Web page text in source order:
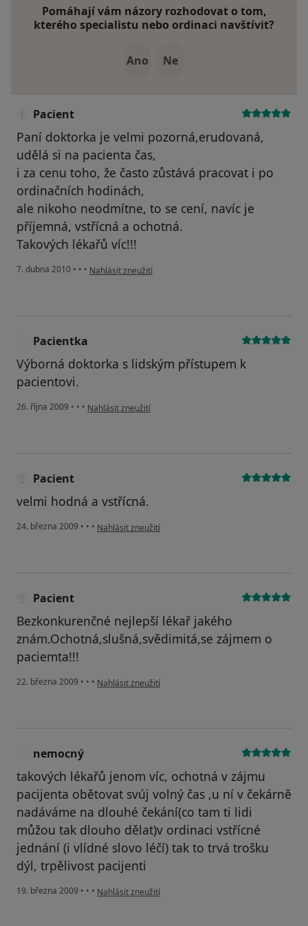
Pomáhají vám názory rozhodovat o tom,
kterého specialistu nebo ordinaci navštívit?
Ano Ne
Pacient
Paní doktorka je velmi pozorná,erudovaná,
udělá si na pacienta čas,
i za cenu toho, že často zůstává pracovat i po
ordinačních hodinách,
ale nikoho neodmítne, to se cení, navíc je
příjemná, vstřícná a ochotná.
Takových lékařů víc!!!
7. dubna 2010 • • • podle názoru uživatele Pacient
Nahlásit zneužití
Pacientka
Výborná doktorka s lidským přístupem k
pacientovi.
26. října 2009 • • • podle názoru uživatele Pacientka
Nahlásit zneužití
Pacient
velmi hodná a vstřícná.
24. března 2009 • • • podle názoru uživatele Pacient
Nahlásit zneužití
Pacient
Bezkonkurenčné nejlepší lékař jakého
znám.Ochotná,slušná,svědimitá,se zájmem o
paciemta!!!
22. března 2009 • • • podle názoru uživatele Pacient
Nahlásit zneužití
nemocný
takových lékařů jenom víc, ochotná v zájmu
pacijenta obětovat svúj volný čas ,u ní v čekárně
nadáváme na dlouhé čekání(co tam ti lidi
můžou tak dlouho dělat)v ordinaci vstřícné
jednání (i vlídné slovo léčí) tak to trvá trošku
dýl, trpělivost pacijenti
19. března 2009 • • • podle názoru uživatele nemocný
Nahlásit zneužití